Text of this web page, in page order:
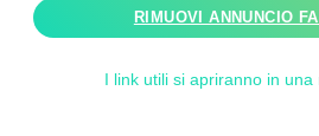
RIMUOVI ANNUNCIO
I link utili si apriranno in una